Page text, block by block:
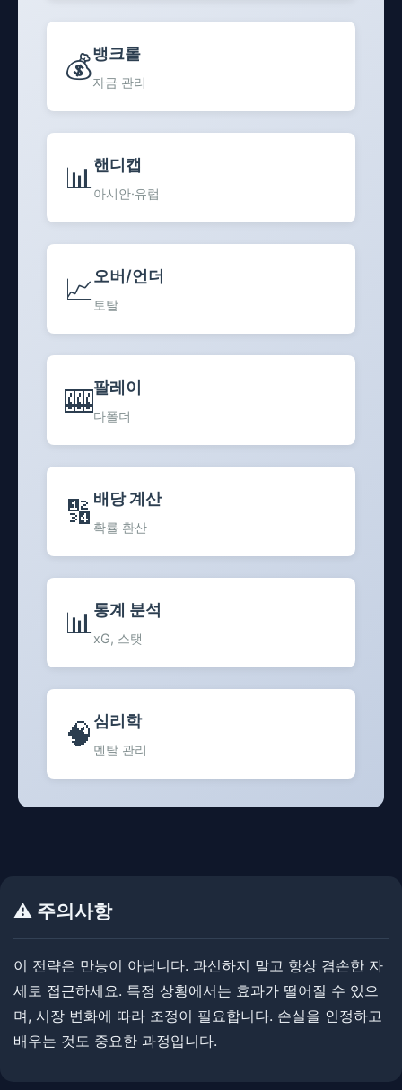
💰뱅크롤
자금 관리
📊핸디캡
아시안·유럽
📈오버/언더
토탈
🎰팔레이
다폴더
🔢 배당 계산
확률 환산
📊통계 분석
xG, 스탯
🧠 심리학
멘탈 관리
⚠️ 주의사항
이 전략은 만능이 아닙니다. ​​과신하지 말고 항상 겸손한 자
세로 접근하세요. ​​특정 상황에서는 효과가 떨어질 수 있으
며, 시장 변화에 따라 조정이 필요합니다. ​손실을 인정하고
배우는 것도 중요한 과정입니다.